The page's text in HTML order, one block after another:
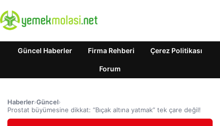
Güncel Haberler Firma Rehberi Çerez Politikası
Forum
Haberler›Güncel›
Prostat büyümesine dikkat: “Bıçak altına yatmak” tek çare değil!